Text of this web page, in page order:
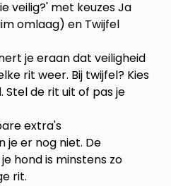
je eraan dat veiligheid
rit weer. Bij twijfel? Kies
Stel de rit uit of pas je
extra's
je er nog niet. De
hond is minstens zo
rit.